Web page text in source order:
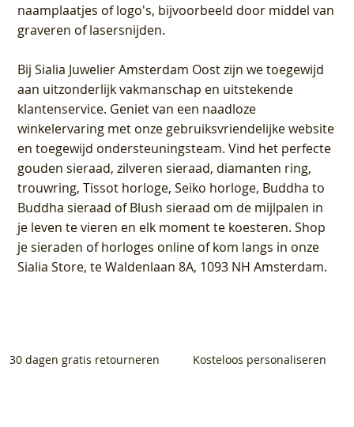
naamplaatjes of logo's, bijvoorbeeld door middel van
graveren of lasersnijden.
BijSialia Juwelier Amsterdam Oostzijn we toegewijd
aan uitzonderlijk vakmanschap en uitstekende
klantenservice. Geniet van een naadloze
winkelervaring met onze gebruiksvriendelijke website
en toegewijd ondersteuningsteam. Vind het perfecte
gouden sieraad, zilveren sieraad, diamanten ring,
trouwring, Tissot horloge, Seiko horloge, Buddha to
Buddha sieraad of Blush sieraad om de mijlpalen in
je leven te vieren en elk moment te koesteren. Shop
je sieraden of horloges online of kom langs in onze
Sialia Store, te Waldenlaan 8A, 1093 NH Amsterdam.
30 dagen gratis retourneren Kosteloos personaliseren